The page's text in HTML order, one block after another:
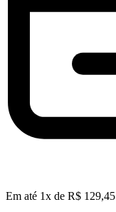
Em até 1x de R$ 129,45